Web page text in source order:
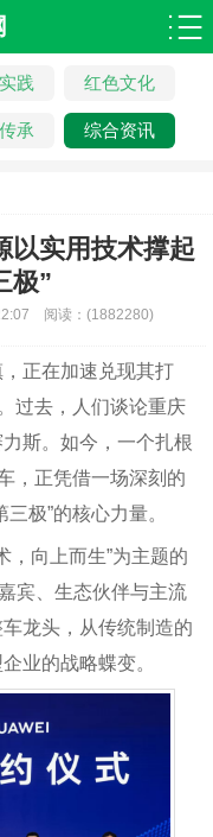
践 红色文化
承 综合资讯
以实用技术撑起
极”
阅读： (1882280)
正在加速兑现其打
过去，人们谈论重庆
斯。如今，一个扎根
，正凭借一场深刻的
极”的核心力量。
，向上而生”为主题的
宾、生态伙伴与主流
龙头，从传统制造的
业的战略蝶变。